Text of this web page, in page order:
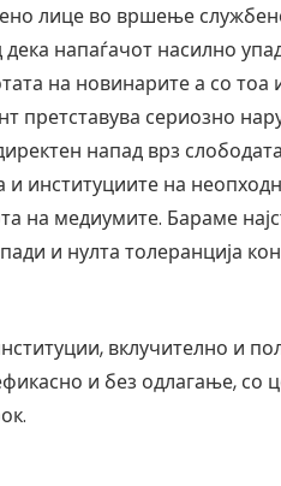
лице во вршење
дека напаѓачот насилно
на новинарите а со
претставува сериозно
напад врз
и институциите на
на медиумите. Бараме
и нулта толеранција
вклучително и
и без одлагање, со